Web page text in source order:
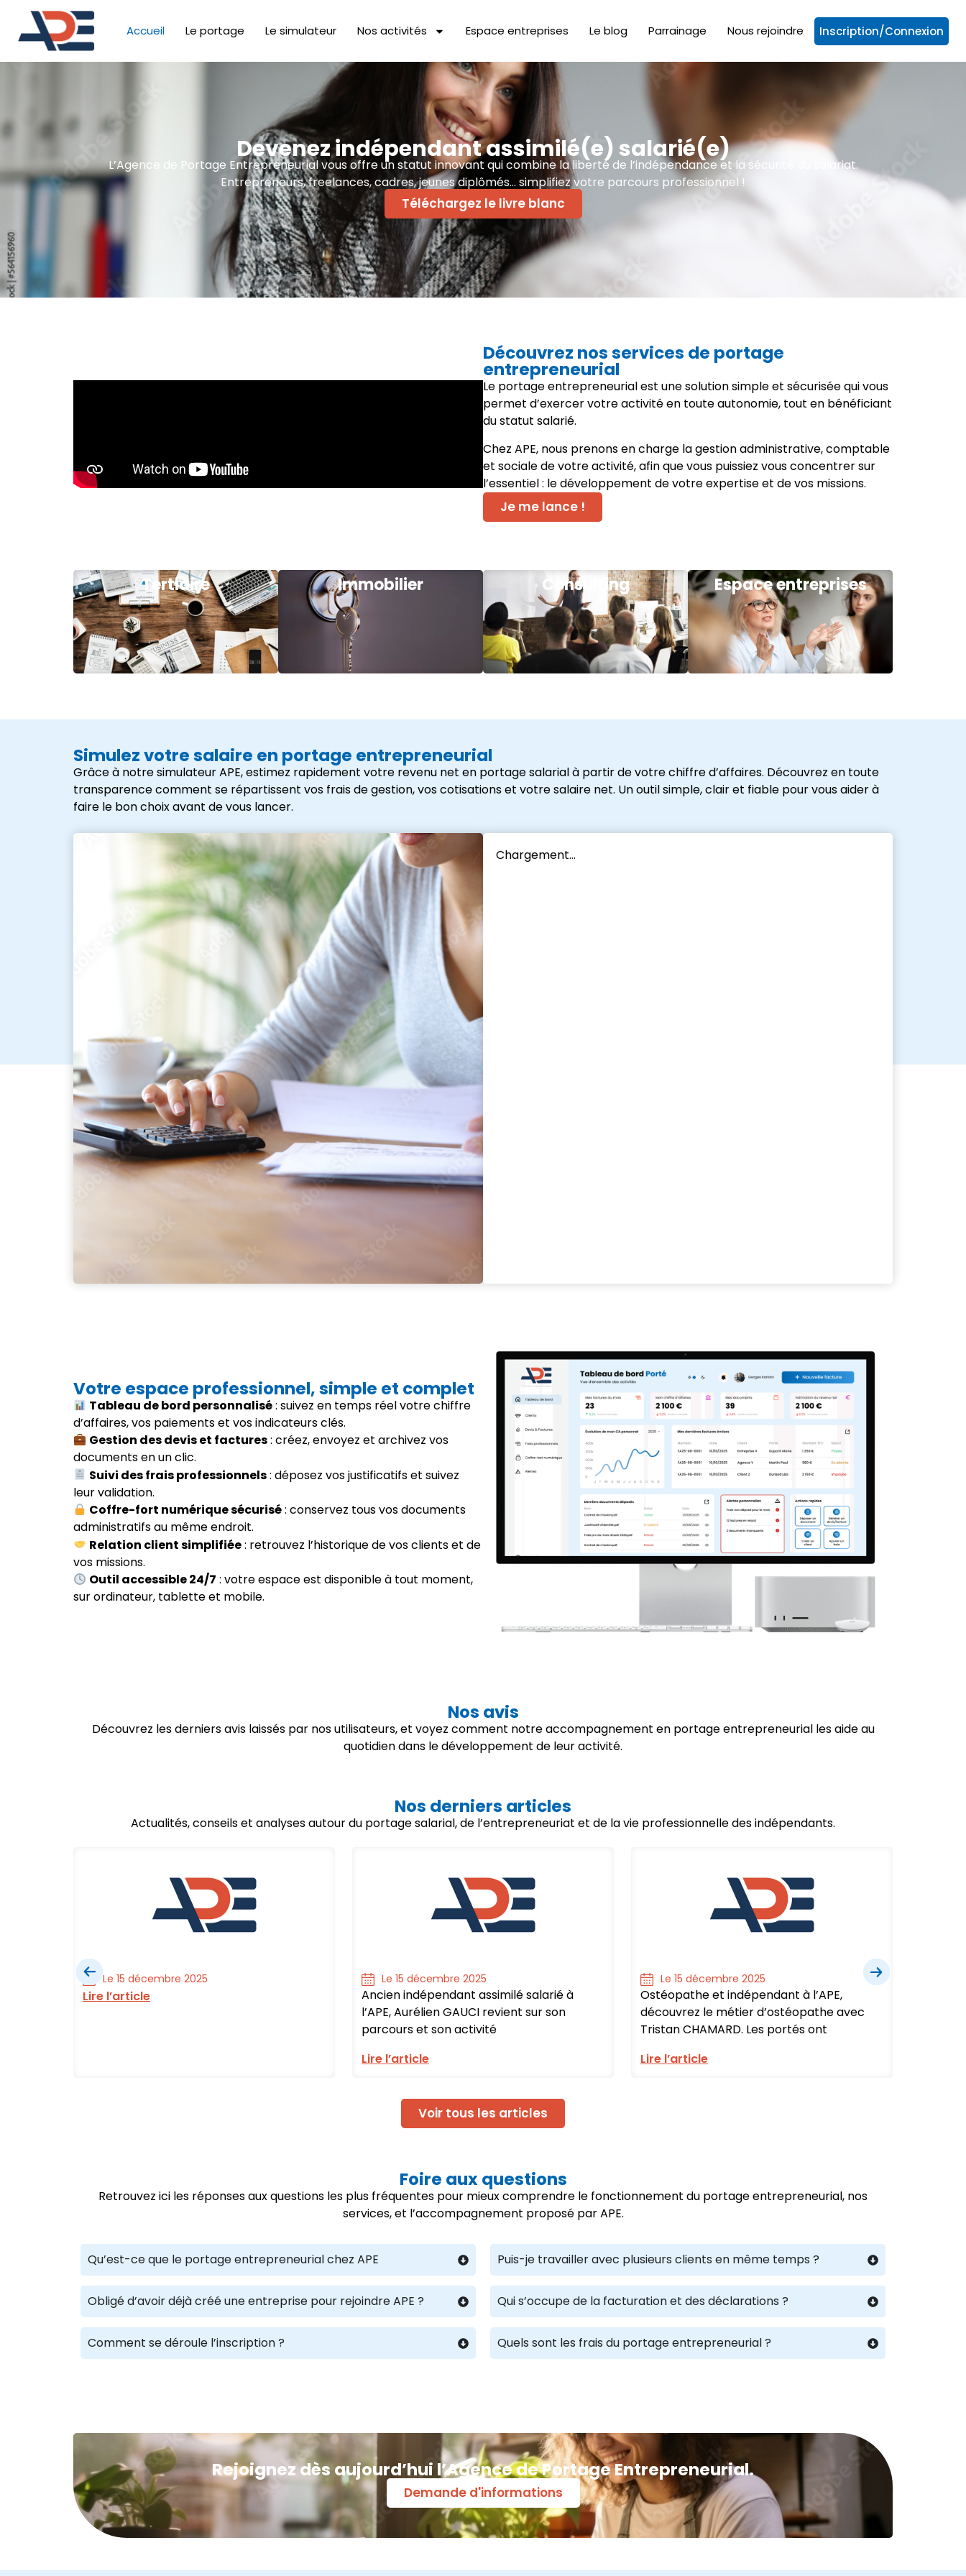
Accueil Le portage Le simulateur Nos activités Espace entreprises Le blog Parrainage Nous rejoindre Inscription/Connexion
Devenez indépendant assimilé(e) salarié(e)
L’Agence de Portage Entrepreneurial vous offre un statut innovant qui combine la liberté de l’indépendance et la sécurité du salariat.
Entrepreneurs, freelances, cadres, jeunes diplômés… simplifiez votre parcours professionnel !
Téléchargez le livre blanc
Découvrez nos services de portage
entrepreneurial
Le portage entrepreneurial est une solution simple et sécurisée qui vous
permet d’exercer votre activité en toute autonomie, tout en bénéficiant
du statut salarié.
Chez APE, nous prenons en charge la gestion administrative, comptable
et sociale de votre activité, afin que vous puissiez vous concentrer sur
l’essentiel : le développement de votre expertise et de vos missions.
Je me lance !
Tertiaire Immobilier Consulting Espace entreprises
Simulez votre salaire en portage entrepreneurial
Grâce à notre simulateur APE, estimez rapidement votre revenu net en portage salarial à partir de votre chiffre d’affaires. Découvrez en toute
transparence comment se répartissent vos frais de gestion, vos cotisations et votre salaire net. Un outil simple, clair et fiable pour vous aider à
faire le bon choix avant de vous lancer.
Votre espace professionnel, simple et complet
Tableau de bord personnalisé: suivez en temps réel votre chiffre
d’affaires, vos paiements et vos indicateurs clés.
Gestion des devis et factures: créez, envoyez et archivez vos
documents en un clic.
Suivi des frais professionnels: déposez vos justificatifs et suivez
leur validation.
Coffre-fort numérique sécurisé: conservez tous vos documents
administratifs au même endroit.
Relation client simplifiée: retrouvez l’historique de vos clients et de
vos missions.
Outil accessible 24/7 : votre espace est disponible à tout moment,
sur ordinateur, tablette et mobile.
Nos avis
Découvrez les derniers avis laissés par nos utilisateurs, et voyez comment notre accompagnement en portage entrepreneurial les aide au
quotidien dans le développement de leur activité.
Nos derniers articles
Actualités, conseils et analyses autour du portage salarial, de l’entrepreneuriat et de la vie professionnelle des indépendants.
Le 15 décembre 2025
Lire l’article
Le 15 décembre 2025
Ancien indépendant assimilé salarié à
l’APE, Aurélien GAUCI revient sur son
parcours et son activité
Lire l’article
Le 15 décembre 2025
Ostéopathe et indépendant à l’APE,
découvrez le métier d’ostéopathe avec
Tristan CHAMARD. Les portés ont
Lire l’article
Voir tous les articles
Foire aux questions
Retrouvez ici les réponses aux questions les plus fréquentes pour mieux comprendre le fonctionnement du portage entrepreneurial, nos
services, et l’accompagnement proposé par APE.
Qu’est-ce que le portage entrepreneurial chez APE
Obligé d’avoir déjà créé une entreprise pour rejoindre APE ?
Comment se déroule l’inscription ?
Puis-je travailler avec plusieurs clients en même temps ?
Qui s’occupe de la facturation et des déclarations ?
Quels sont les frais du portage entrepreneurial ?
Rejoignez dès aujourd’hui l’Agence de Portage Entrepreneurial.
Demande d'informations